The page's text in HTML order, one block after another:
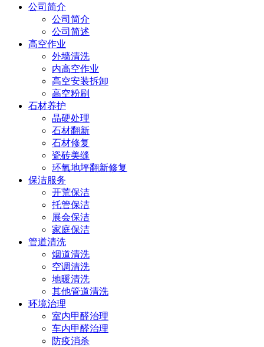
公司简介
公司简介
公司简述
高空作业
外墙清洗
内高空作业
高空安装拆卸
高空粉刷
石材养护
晶硬处理
石材翻新
石材修复
瓷砖美缝
环氧地坪翻新修复
保洁服务
开荒保洁
托管保洁
展会保洁
家庭保洁
管道清洗
烟道清洗
空调清洗
地暖清洗
其他管道清洗
环境治理
室内甲醛治理
车内甲醛治理
防疫消杀